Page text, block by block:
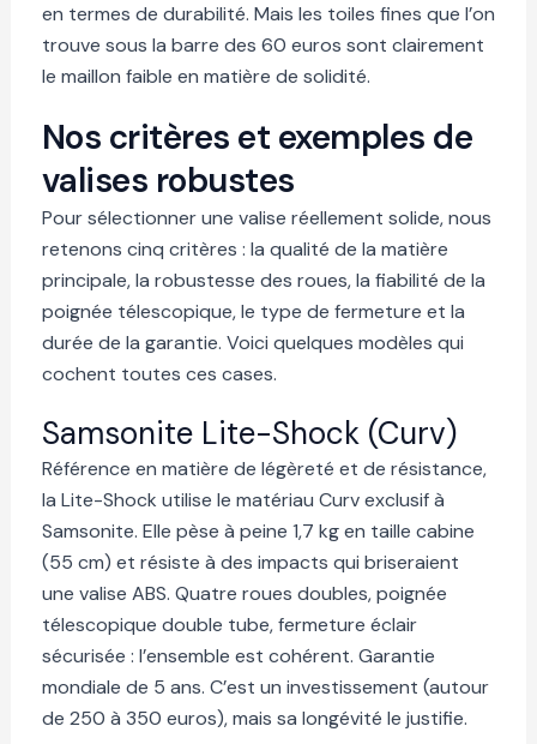
en termes de durabilité. Mais les toiles fines que l’on
trouve sous la barre des 60 euros sont clairement
le maillon faible en matière de solidité.
Nos critères et exemples de
valises robustes
Pour sélectionner une valise réellement solide, nous
retenons cinq critères : la qualité de la matière
principale, la robustesse des roues, la fiabilité de la
poignée télescopique, le type de fermeture et la
durée de la garantie. Voici quelques modèles qui
cochent toutes ces cases.
Samsonite Lite-Shock (Curv)
Référence en matière de légèreté et de résistance,
la Lite-Shock utilise le matériau Curv exclusif à
Samsonite. Elle pèse à peine 1,7 kg en taille cabine
(55 cm) et résiste à des impacts qui briseraient
une valise ABS. Quatre roues doubles, poignée
télescopique double tube, fermeture éclair
sécurisée : l’ensemble est cohérent. Garantie
mondiale de 5 ans. C’est un investissement (autour
de 250 à 350 euros), mais sa longévité le justifie.